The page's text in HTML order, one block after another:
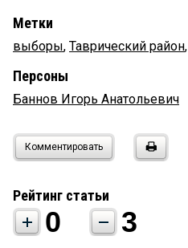
Метки
выборы, Таврический район,
Персоны
Баннов Игорь Анатольевич
Комментировать
Рейтинг статьи
0 3